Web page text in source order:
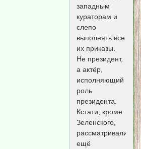
западным
кураторам и
слепо
выполнять все
их приказы.
Не президент,
а актёр,
исполняющий
роль
президента.
Кстати, кроме
Зеленского,
рассматривали
ещё